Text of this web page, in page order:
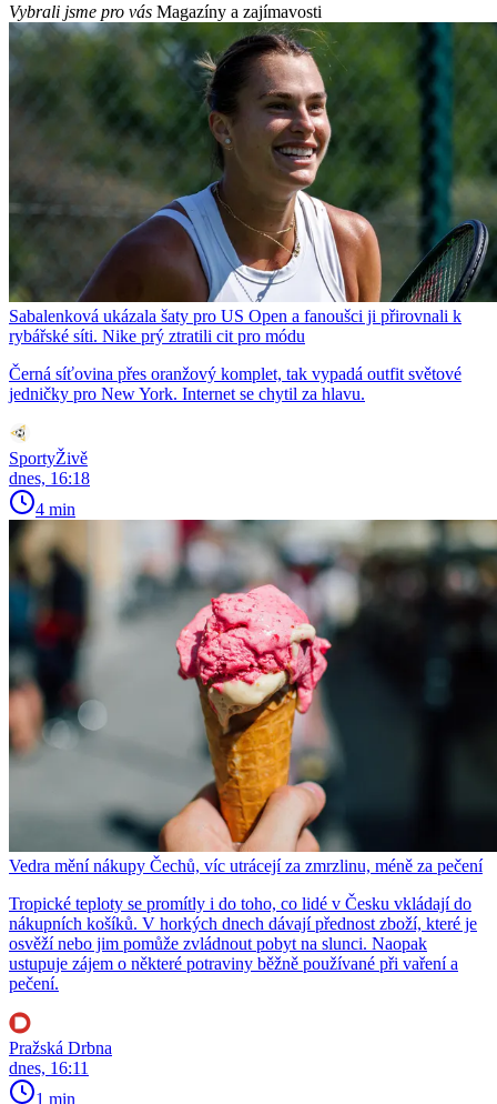
Vybrali jsme pro vás Magazíny a zajímavosti
Sabalenková ukázala šaty pro US Open a fanoušci ji přirovnali k
rybářské síti. Nike prý ztratili cit pro módu
Černá síťovina přes oranžový komplet, tak vypadá outfit světové
jedničky pro New York. Internet se chytil za hlavu.
SportyŽivě
dnes, 16:18
4 min
Vedra mění nákupy Čechů, víc utrácejí za zmrzlinu, méně za pečení
Tropické teploty se promítly i do toho, co lidé v Česku vkládají do
nákupních košíků. V horkých dnech dávají přednost zboží, které je
osvěží nebo jim pomůže zvládnout pobyt na slunci. Naopak
ustupuje zájem o některé potraviny běžně používané při vaření a
pečení.
Pražská Drbna
dnes, 16:11
1 min